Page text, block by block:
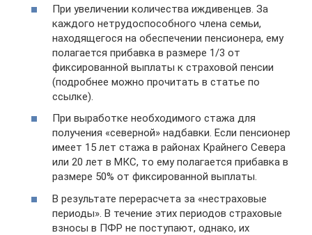
При увеличении количества иждивенцев. За
каждого нетрудоспособного члена семьи,
находящегося на обеспечении пенсионера, ему
полагается прибавка в размере 1/3 от
фиксированной выплаты к страховой пенсии
(подробнее можно прочитать в статье по
ссылке).
При выработке необходимого стажа для
получения «северной» надбавки. Если пенсионер
имеет 15 лет стажа в районах Крайнего Севера
или 20 лет в МКС, то ему полагается прибавка в
размере 50% от фиксированной выплаты.
В результате перерасчета за «нестраховые
периоды». В течение этих периодов страховые
взносы в ПФР не поступают, однако, их